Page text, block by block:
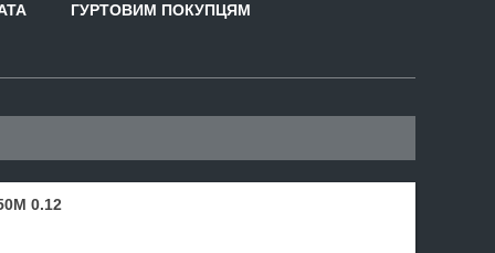
ГУРТОВИМ ПОКУПЦЯМ
0.12